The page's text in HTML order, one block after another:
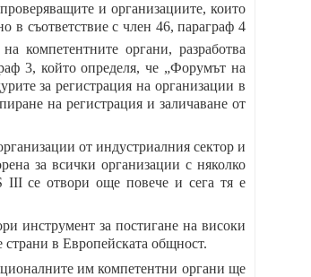
и организациите, които
в съответствие с член 46, параграф 4
компетентните органи, разработва
3, който определя, че „Форумът на
за регистрация на организации в
на регистрация и заличаване от
от индустриалния сектор и
за всички организации с няколко
се отвори още повече и сега тя е
инструмент за постигане на високи
страни в Европейската общност.
им компетентни органи ще